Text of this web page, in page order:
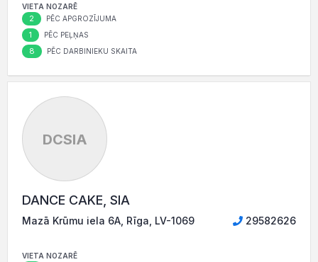
VIETA NOZARĒ
2 PĒC APGROZĪJUMA
1 PĒC PEĻŅAS
8 PĒC DARBINIEKU SKAITA
DCSIA
DANCE CAKE, SIA
Mazā Krūmu iela 6A, Rīga, LV-1069 29582626
VIETA NOZARĒ